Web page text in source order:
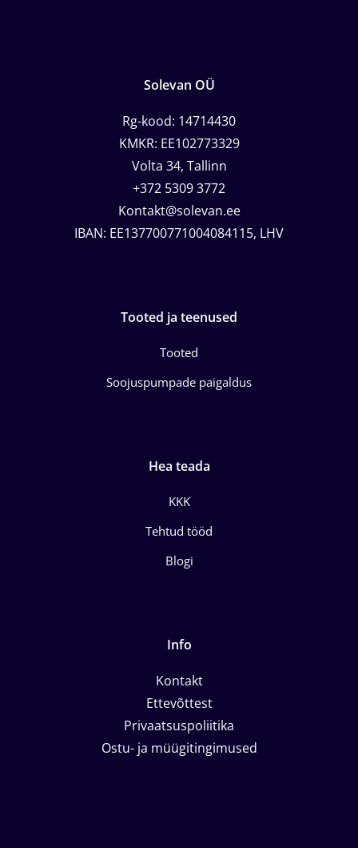
Solevan OÜ
Rg-kood: 14714430
KMKR: EE102773329
Volta 34, Tallinn
+372 5309 3772
Kontakt@solevan.ee
IBAN: EE137700771004084115, LHV
Tooted ja teenused
Tooted
Soojuspumpade paigaldus
Hea teada
KKK
Tehtud tööd
Blogi
Info
Kontakt
Ettevõttest
Privaatsuspoliitika
Ostu- ja müügitingimused